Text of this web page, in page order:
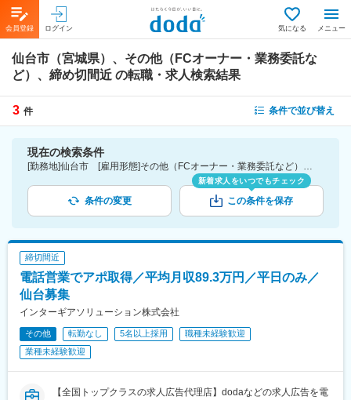
会員登録 ログイン 気になる メニュー
仙台市（宮城県）、その他（FCオーナー・業務委託な
ど）、締め切間近 の転職・求人検索結果
3 件 条件で並び替え
現在の検索条件
[勤務地]仙台市 [雇用形態]その他（FCオーナー・業務委託など） [こだわり条件ピックアップ]締切間近
条件の変更
新着求人をいつでもチェック
この条件を保存
締切間近
電話営業でアポ取得／平均月収89.3万円／平日のみ／
仙台募集
インターギアソリューション株式会社
その他 転勤なし 5名以上採用
職種未経験歓迎
業種未経験歓迎
【全国トップクラスの求人広告代理店】dodaなどの求人広告を電